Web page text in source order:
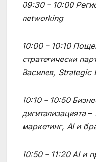
09:30 – 10:00
networking
10:00 – 10:10
стратегически
Василев, Strategic
10:10 – 10:50
дигитализацията–
маркетинг, AI и
10:50 – 11:20 AI и